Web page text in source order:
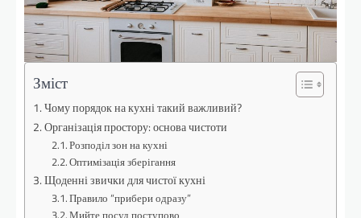
Зміст
Чому порядок на кухні такий важливий?
Організація простору: основа чистоти
Розподіл зон на кухні
Оптимізація зберігання
Щоденні звички для чистої кухні
Правило “прибери одразу”